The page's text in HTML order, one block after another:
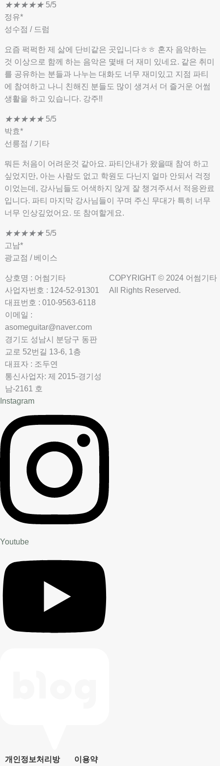
★★★★★ 5/5
정유*
성수점 / 드럼
요즘 퍽퍽한 제 삶에 단비같은 곳입니다ㅎㅎ 혼자 음악하는
것 이상으로 함께 하는 음악은 몇배 더 재미 있네요. 같은 취미
를 공유하는 분들과 나누는 대화도 너무 재미있고 지점 파티
에 참여하고 나니 친해진 분들도 많이 생겨서 더 즐거운 어썸
생활을 하고 있습니다. 강주!!
★★★★★ 5/5
박효*
선릉점 / 기타
뭐든 처음이 어려운것 같아요. 파티안내가 왔을때 참여 하고
싶었지만, 아는 사람도 없고 학원도 다닌지 얼마 안되서 걱정
이었는데, 강사님들도 어색하지 않게 잘 챙겨주셔서 적응완료
입니다. 파티 마지막 강사님들이 꾸며 주신 무대가 특히 너무
너무 인상깊었어요. 또 참여할게요.
★★★★★ 5/5
고남*
광교점 / 베이스
상호명 : 어썸기타
사업자번호 : 124-52-91301
대표번호 : 010-9563-6118
이메일 :
asomeguitar@naver.com
경기도 성남시 분당구 동판
교로 52번길 13-6, 1층
대표자 : 조두연
통신사업자: 제 2015-경기성
남-2161 호
Instagram
Youtube
개인정보처리방 이용약
COPYRIGHT © 2024 어썸기타
All Rights Reserved.